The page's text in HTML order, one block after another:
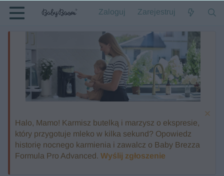
Zaloguj Zarejestruj
Halo, Mamo! Karmisz butelką i marzysz o ekspresie,
który przygotuje mleko w kilka sekund? Opowiedz
historię nocnego karmienia i zawalcz o Baby Brezza
Formula Pro Advanced. Wyślij zgłoszenie